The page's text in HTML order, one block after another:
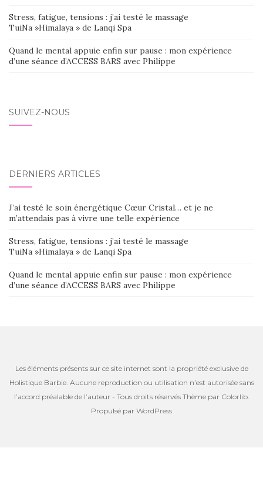
Stress, fatigue, tensions : j’ai testé le massage
TuiNa »Himalaya » de Lanqi Spa
Quand le mental appuie enfin sur pause : mon expérience
d’une séance d’ACCESS BARS avec Philippe
SUIVEZ-NOUS
DERNIERS ARTICLES
J’ai testé le soin énergétique Cœur Cristal… et je ne
m’attendais pas à vivre une telle expérience
Stress, fatigue, tensions : j’ai testé le massage
TuiNa »Himalaya » de Lanqi Spa
Quand le mental appuie enfin sur pause : mon expérience
d’une séance d’ACCESS BARS avec Philippe
Les éléments présents sur ce site internet sont la propriété exclusive de
Holistique Barbie. Aucune reproduction ou utilisation n’est autorisée sans
l’accord préalable de l’auteur - Tous droits réservés Thème par Colorlib.
Propulsé par WordPress